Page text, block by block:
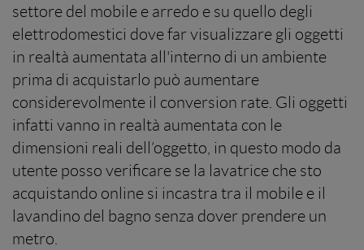
settore del mobile e arredo e su quello degli
elettrodomestici dove far visualizzare gli oggetti
in realtà aumentata all'interno di un ambiente
prima di acquistarlo può aumentare
considerevolmente il conversion rate. Gli oggetti
infatti vanno in realtà aumentata con le
dimensioni reali dell’oggetto, in questo modo da
utente posso verificare se la lavatrice che sto
acquistando online si incastra tra il mobile e il
lavandino del bagno senza dover prendere un
metro.